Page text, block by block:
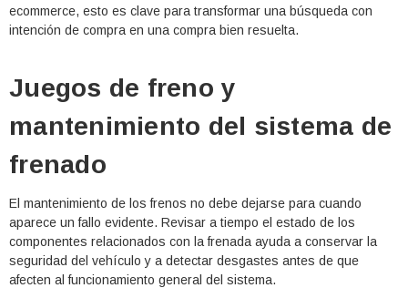
ecommerce, esto es clave para transformar una búsqueda con
intención de compra en una compra bien resuelta.
Juegos de freno y
mantenimiento del sistema de
frenado
El mantenimiento de los frenos no debe dejarse para cuando
aparece un fallo evidente. Revisar a tiempo el estado de los
componentes relacionados con la frenada ayuda a conservar la
seguridad del vehículo y a detectar desgastes antes de que
afecten al funcionamiento general del sistema.